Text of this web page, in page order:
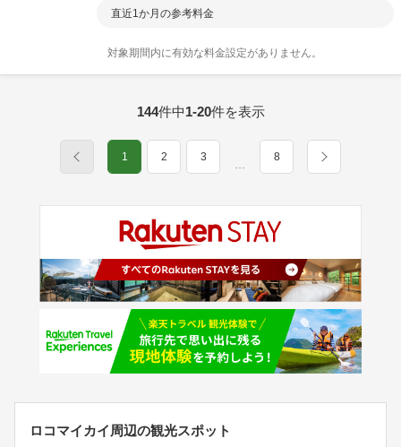
直近1か月の参考料金
対象期間内に有効な料金設定がありません。
144件中1-20件を表示
1 2 3
…
8
ロコマイカイ周辺の観光スポット